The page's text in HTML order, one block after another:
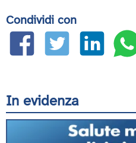
Condividi con
In evidenza